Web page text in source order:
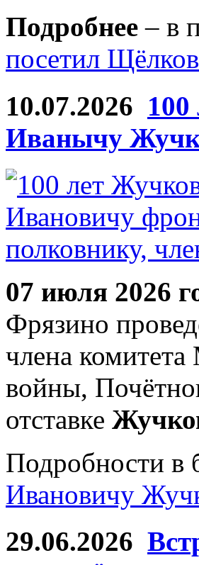
Подробнее – в
посетил
10.07.2026
Иванычу
07 июля 2026
Фрязино
члена
войны,
отставке
Подробности в
Ивановичу
29.06.2026